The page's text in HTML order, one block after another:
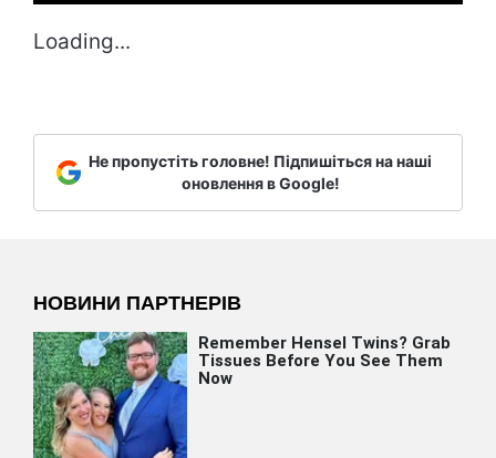
Loading...
Не пропустіть головне! Підпишіться на наші
оновлення в Google!